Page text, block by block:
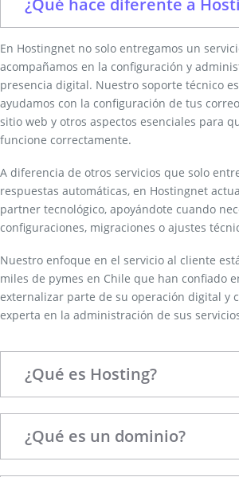
En Hostingnet no solo entregamos un
acompañamos en la configuración y
presencia digital. Nuestro soporte técnico
ayudamos con la configuración de tus
sitio web y otros aspectos esenciales para
funcione correctamente.
A diferencia de otros servicios que solo
respuestas automáticas, en Hostingnet
partner tecnológico, apoyándote cuando
configuraciones, migraciones o ajustes
Nuestro enfoque en el servicio al cliente
miles de pymes en Chile que han confiado
externalizar parte de su operación digital y
experta en la administración de sus
¿Qué es Hosting?
¿Qué es un dominio?